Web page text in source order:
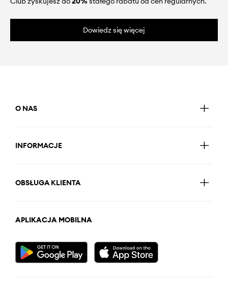
Dowiedz się więcej
O NAS
INFORMACJE
OBSŁUGA KLIENTA
APLIKACJA MOBILNA